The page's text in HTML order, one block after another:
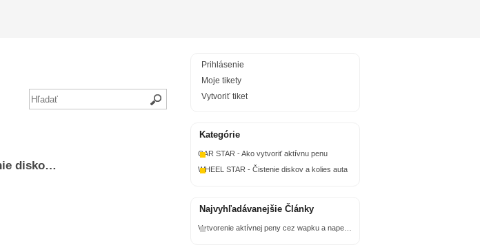
WHEEL STAR - Čistenie diskov a kolies auta
Prihlásenie
Moje tikety
Vytvoriť tiket
Kategórie
CAR STAR - Ako vytvoriť aktívnu penu
WHEEL STAR - Čistenie diskov a kolies auta
Najvyhľadávanejšie Články
Vytvorenie aktívnej peny cez wapku a napeňovaciu trysku